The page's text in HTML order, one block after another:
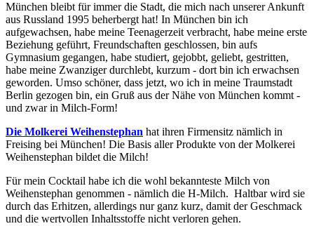
München bleibt für immer die Stadt, die mich nach unserer Ankunft
aus Russland 1995 beherbergt hat! In München bin ich
aufgewachsen, habe meine Teenagerzeit verbracht, habe meine erste
Beziehung geführt, Freundschaften geschlossen, bin aufs
Gymnasium gegangen, habe studiert, gejobbt, geliebt, gestritten,
habe meine Zwanziger durchlebt, kurzum - dort bin ich erwachsen
geworden. Umso schöner, dass jetzt, wo ich in meine Traumstadt
Berlin gezogen bin, ein Gruß aus der Nähe von München kommt -
und zwar in Milch-Form!
Die Molkerei Weihenstephan hat ihren Firmensitz nämlich in
Freising bei München! Die Basis aller Produkte von der Molkerei
Weihenstephan bildet die Milch!
Für mein Cocktail habe ich die wohl bekannteste Milch von
Weihenstephan genommen - nämlich die H-Milch. Haltbar wird sie
durch das Erhitzen, allerdings nur ganz kurz, damit der Geschmack
und die wertvollen Inhaltsstoffe nicht verloren gehen.